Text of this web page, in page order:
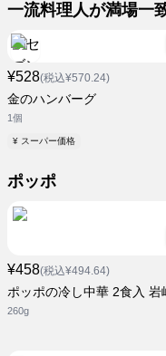
一流料理人が満場一
¥528(税込¥570.24)
金のハンバーグ
1個
¥ スーパー価格
ポッポ
¥458(税込¥494.64)
ポッポの冷し中華 2食入 岩
260g